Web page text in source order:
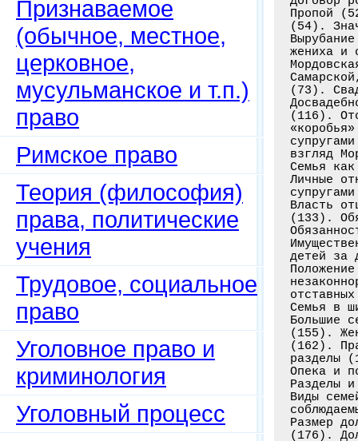
Признаваемое
(обычное, местное,
церковное,
мусульманское и т.п.)
право
Римское право
Теория (философия)
права, политические
учения
Трудовое, социальное
право
Уголовное право и
криминология
Уголовный процесс
Пропой
(54).
жениха и
(73).
(116).
взгляд
Семья
Личные
Власть
(133).
детей за
Семья
Большие
(155).
(162).
разделы
Опека
Виды
Размер
(176).